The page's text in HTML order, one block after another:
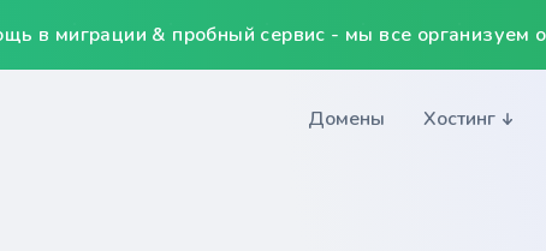
в миграции & пробный сервис - мы все организуем
Домены Хостинг